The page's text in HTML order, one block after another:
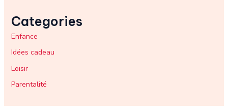
Categories
Enfance
Idées cadeau
Loisir
Parentalité